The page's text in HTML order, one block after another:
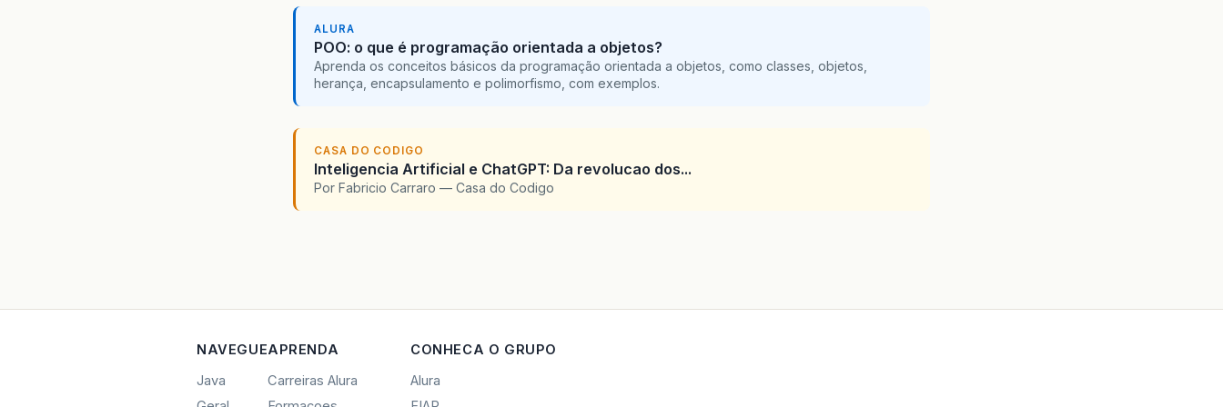
ALURA
POO: o que é programação orientada a objetos?
Aprenda os conceitos básicos da programação orientada a objetos, como classes, objetos,
herança, encapsulamento e polimorfismo, com exemplos.
CASA DO CODIGO
Inteligencia Artificial e ChatGPT: Da revolucao dos...
Por Fabricio Carraro — Casa do Codigo
NAVEGUE
Java
APRENDA
Carreiras Alura
CONHECA O GRUPO
Alura